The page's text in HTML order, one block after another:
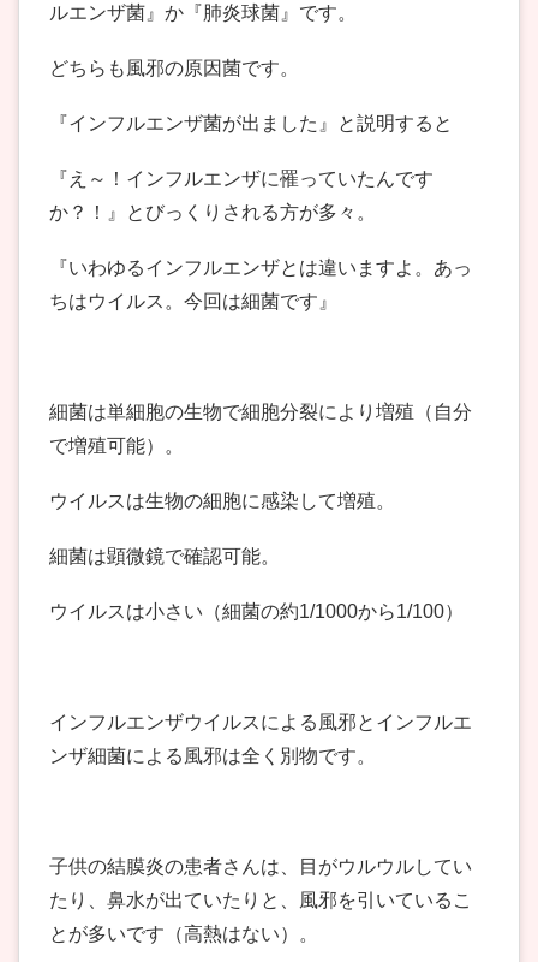
ルエンザ菌』か『肺炎球菌』です。
どちらも風邪の原因菌です。
『インフルエンザ菌が出ました』と説明すると
『え～！インフルエンザに罹っていたんです
か？！』とびっくりされる方が多々。
『いわゆるインフルエンザとは違いますよ。あっ
ちはウイルス。今回は細菌です』
細菌は単細胞の生物で細胞分裂により増殖（自分
で増殖可能）。
ウイルスは生物の細胞に感染して増殖。
細菌は顕微鏡で確認可能。
ウイルスは小さい（細菌の約1/1000から1/100）
インフルエンザウイルスによる風邪とインフルエ
ンザ細菌による風邪は全く別物です。
子供の結膜炎の患者さんは、目がウルウルしてい
たり、鼻水が出ていたりと、風邪を引いているこ
とが多いです（高熱はない）。